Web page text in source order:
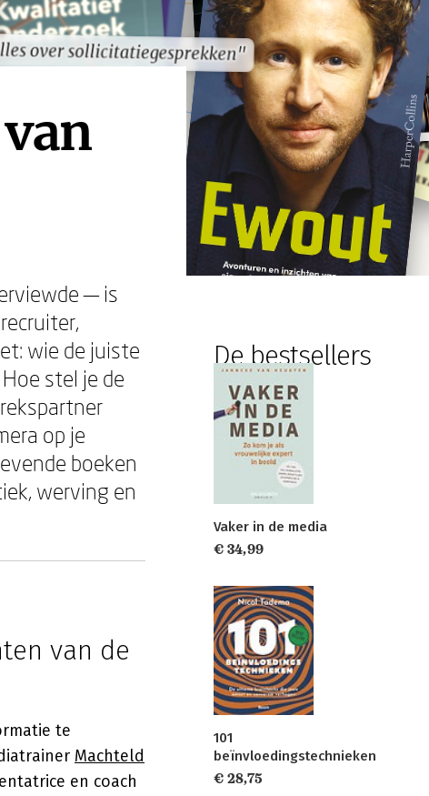
over sollicitatiegesprekken"
over sollicitatiegesprekken"
— is
wie de juiste
stel je de
op je
boeken
werving en
van de
te
Machteld
en coach
De bestsellers
Vaker in de media
€ 34,99
101
beïnvloedingstechnieken
€ 28,75